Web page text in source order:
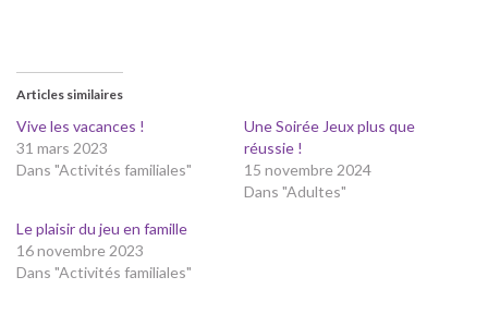
Articles similaires
Vive les vacances !
31 mars 2023
Dans "Activités familiales"
Une Soirée Jeux plus que
réussie !
15 novembre 2024
Dans "Adultes"
Le plaisir du jeu en famille
16 novembre 2023
Dans "Activités familiales"